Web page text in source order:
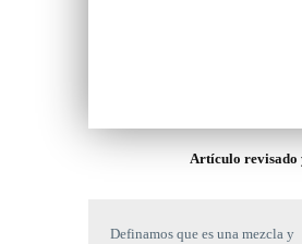
Artículo revisado
Definamos que es una mezcla y